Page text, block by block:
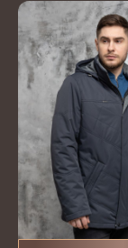
комфорт